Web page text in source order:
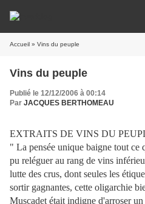
Accueil » Vins du peuple
Vins du peuple
Publié le 12/12/2006 à 00:14
Par JACQUES BERTHOMEAU
EXTRAITS DE VINS DU
" La pensée unique baigne tout ce
pu reléguer au rang de vins
lutte des crus, dont seules les
sortir gagnantes, cette oligarchie
Muscadet était indigne d'arroser